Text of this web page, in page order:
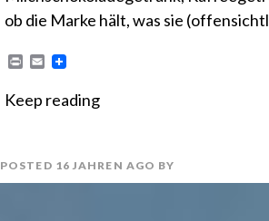
ob die Marke hält, was sie
n
E
i
Keep reading
POSTED 16 JAHREN AGO BY